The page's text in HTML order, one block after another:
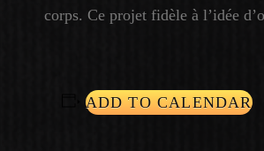
corps. Ce projet fidèle à l’idée
ADD TO CALENDAR